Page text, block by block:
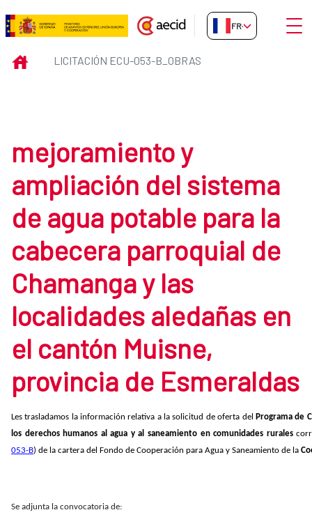
Saut au contenu principal
Licitación ECU-053-B_obras
FR-FR
INICIOLICITACIÓN ECU-053-B_OBRAS
mejoramiento y
ampliación del sistema
de agua potable para la
cabecera parroquial de
Chamanga y las
localidades aledañas en
el cantón Muisne,
provincia de Esmeraldas
Les trasladamos la información relativa a la solicitud de oferta del
Programa de
los derechos humanos al agua y al saneamiento en comunidades rurales
053-B) de la cartera del Fondo de Cooperación para Agua y Saneamiento de la
Se adjunta la convocatoria de: